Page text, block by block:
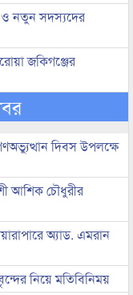
ও নতুন সদস্যদের
জকিগঞ্জের
দিবস উপলক্ষে
আশিক চৌধুরীর
অ্যাড. এমরান
নিয়ে মতিবিনিময়